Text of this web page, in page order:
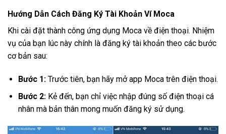
Hướng Dẫn Cách Đăng Ký Tài Khoản Ví Moca
Khi cài đặt thành công ứng dụng Moca về điện thoại. Nhiệm
vụ của bạn lúc này chính là đăng ký tài khoản theo các bước
cơ bản sau:
Bước 1:Trước tiên, bạn hãy mở app Moca trên điện thoại.
Bước 2:Kẻ đến, bạn chỉ việc nhập đúng số điện thoại cá
nhân mà bản thân mong muốn đăng ký sử dụng.